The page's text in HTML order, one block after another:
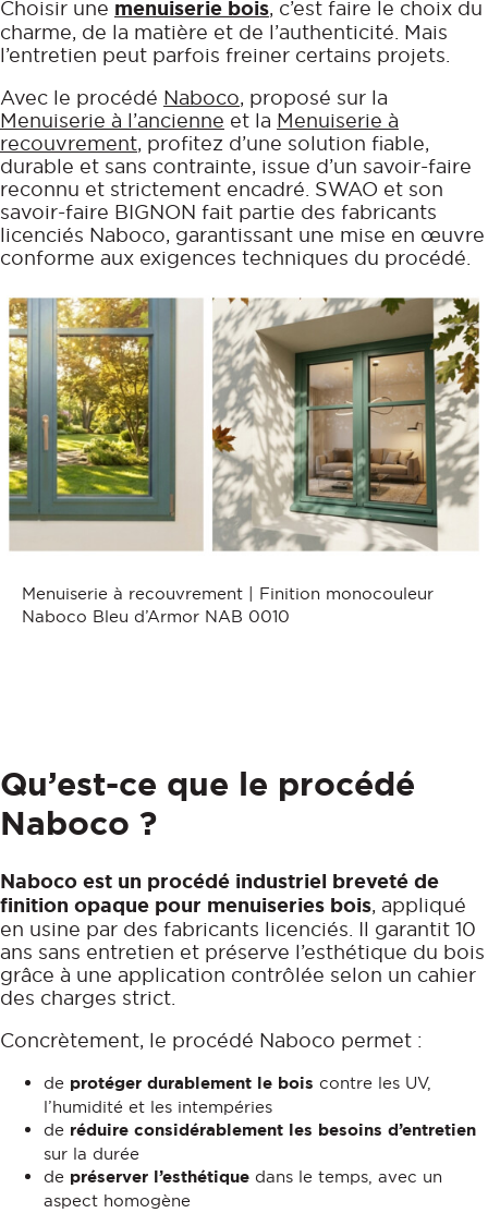
Aluminium
PVC
Bois
Mixte Alu/Bois
Acier
Fenêtre Bois
Fenêtre Mixte Alu/Bois
EN COMPLÉMENT
Nos volets roulants
Vous accompagner
Choisir une menuiserie bois, c’est faire le choix du
charme, de la matière et de l’authenticité. Mais
l’entretien peut parfois freiner certains projets.
Avec le procédé Naboco, proposé sur la
Menuiserie à l’ancienne et la Menuiserie à
recouvrement, profitez d’une solution fiable,
durable et sans contrainte, issue d’un savoir-faire
reconnu et strictement encadré. SWAO et son
savoir-faire BIGNON fait partie des fabricants
licenciés Naboco, garantissant une mise en œuvre
conforme aux exigences techniques du procédé.
Menuiserie à recouvrement | Finition monocouleur
Naboco Bleu d’Armor NAB 0010
Qu’est-ce que le procédé
Naboco ?
Naboco est un procédé industriel breveté de
finition opaque pour menuiseries bois, appliqué
en usine par des fabricants licenciés. Il garantit 10
ans sans entretien et préserve l’esthétique du bois
grâce à une application contrôlée selon un cahier
des charges strict.
Concrètement, le procédé Naboco permet :
de protéger durablement le bois contre les UV,
l’humidité et les intempéries
de réduire considérablement les besoins d’entretien
sur la durée
de préserver l’esthétique dans le temps, avec un
aspect homogène